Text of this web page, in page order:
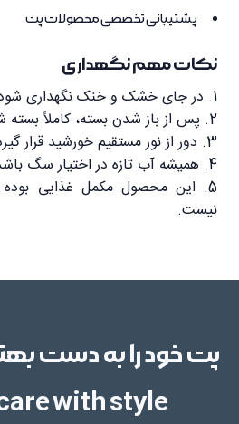
پشتیبانی تخصصی محصولات پت
نکات مهم نگهداری
1. در جای خشک و خنک نگهداری شود.
2. پس از باز شدن بسته، کاملاً بسته شود.
3. دور از نور مستقیم خورشید قرار گیرد.
4. همیشه آب تازه در اختیار سگ باشد.
5. این محصول مکمل غذایی
نیست.
پت خود را به دست
with style